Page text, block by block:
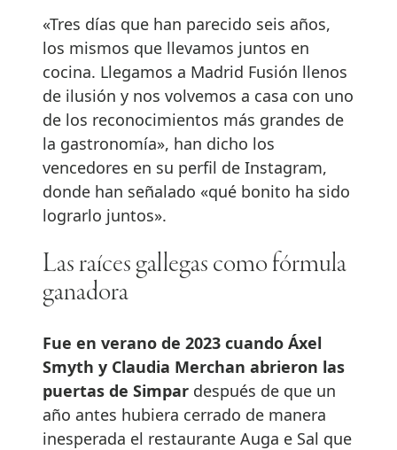
«Tres días que han parecido seis años,
los mismos que llevamos juntos en
cocina. Llegamos a Madrid Fusión llenos
de ilusión y nos volvemos a casa con uno
de los reconocimientos más grandes de
la gastronomía», han dicho los
vencedores en su perfil de Instagram,
donde han señalado «qué bonito ha sido
lograrlo juntos».
Las raíces gallegas como fórmula
ganadora
Fue en verano de 2023 cuando Áxel
Smyth y Claudia Merchan abrieron las
puertas de Simpar después de que un
año antes hubiera cerrado de manera
inesperada el restaurante Auga e Sal que